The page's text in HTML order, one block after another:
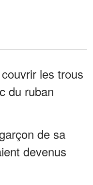
les trous
du ruban
de sa
devenus